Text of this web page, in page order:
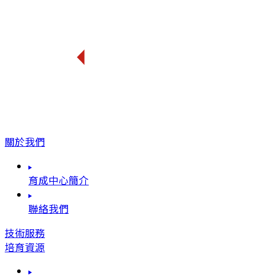
關於我們
育成中心簡介
聯絡我們
技術服務
培育資源